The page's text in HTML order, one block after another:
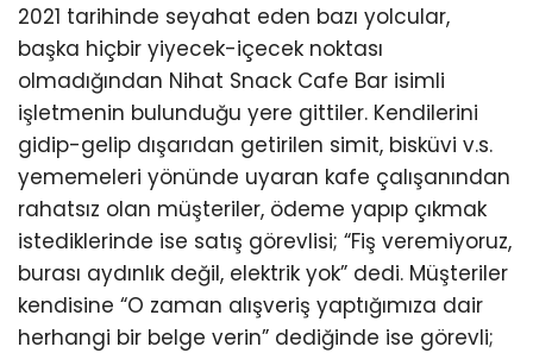
2021 tarihinde seyahat eden bazı yolcular,
başka hiçbir yiyecek-içecek noktası
olmadığından Nihat Snack Cafe Bar isimli
işletmenin bulunduğu yere gittiler. Kendilerini
gidip-gelip dışarıdan getirilen simit, bisküvi v.s.
yememeleri yönünde uyaran kafe çalışanından
rahatsız olan müşteriler, ödeme yapıp çıkmak
istediklerinde ise satış görevlisi; “Fiş veremiyoruz,
burası aydınlık değil, elektrik yok” dedi. Müşteriler
kendisine “O zaman alışveriş yaptığımıza dair
herhangi bir belge verin” dediğinde ise görevli;